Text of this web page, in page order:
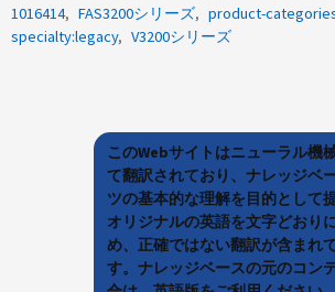
1016414
FAS3200シリーズ
product-
specialty:legacy
V3200シリーズ
このWebサイトはニューラル機
て翻訳されており、ナレッジベ
ツの基本的な理解を目的として
オリジナルの英語を文字どおり
め、正確ではない翻訳が含まれ
す。ナレッジベースの元のコン